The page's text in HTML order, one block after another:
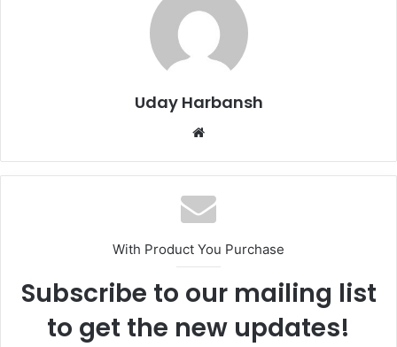
Uday Harbansh
Website
With Product You Purchase
Subscribe to our mailing list
to get the new updates!